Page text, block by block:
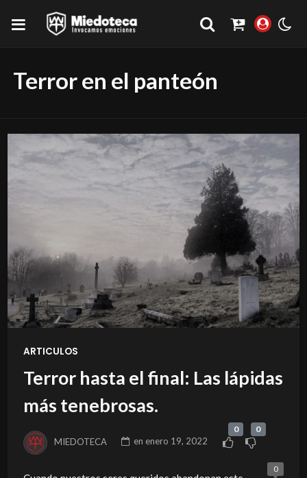
Terror en el panteón
ARTICULOS
Terror hasta el final: Las lápidas
más tenebrosas.
MIEDOTECA en enero 19, 2022
0 0
0